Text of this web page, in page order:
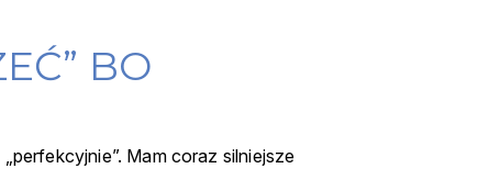
BO
Mam coraz silniejsze